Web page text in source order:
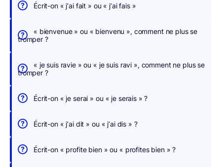
r
h
e
,
n
u
c
r
Écrit-on « j’ai fait » ou « j’ai fais »
« bienvenue » ou « bienvenu », comment ne plus se
tromper ?
« je suis ravie » ou « je suis ravi », comment ne plus se
tromper ?
Écrit-on « je serai » ou « je serais » ?
Écrit-on « j’ai dit » ou « j’ai dis » ?
Écrit-on « profite bien » ou « profites bien » ?